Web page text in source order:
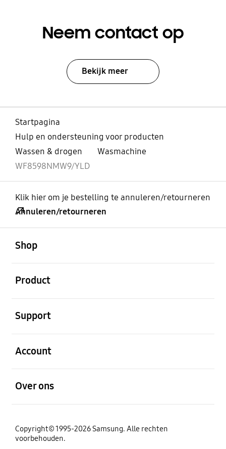
Neem contact op
Bekijk meer
Startpagina
Hulp en ondersteuning voor producten
Wassen & drogen
Wasmachine
WF8598NMW9/YLD
Klik hier om je bestelling te annuleren/retourneren
Annuleren/retourneren
Shop
Product
Support
Account
Over ons
Copyright© 1995-2026 Samsung. Alle rechten
voorbehouden.